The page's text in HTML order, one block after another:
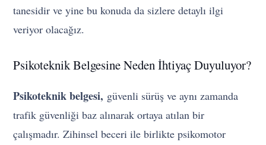
tanesidir ve yine bu konuda da sizlere detaylı ilgi
veriyor olacağız.
Psikoteknik Belgesine Neden İhtiyaç Duyuluyor?
Psikoteknik belgesi, güvenli sürüş ve aynı zamanda
trafik güvenliği baz alınarak ortaya atılan bir
çalışmadır. Zihinsel beceri ile birlikte psikomotor